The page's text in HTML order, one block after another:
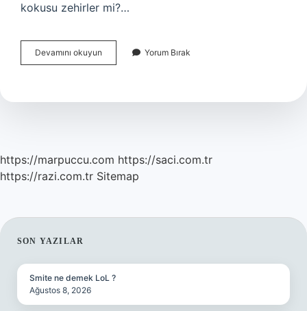
kokusu zehirler mi?…
Devamını okuyun Çamaşır
Suyu
Çözücünün
Gaz
Açığa
Yorum Bırak
https://marpuccu.com https://saci.com.tr
https://razi.com.tr Sitemap
SIDEBAR
SON YAZILAR
Smite ne demek LoL ?
Ağustos 8, 2026